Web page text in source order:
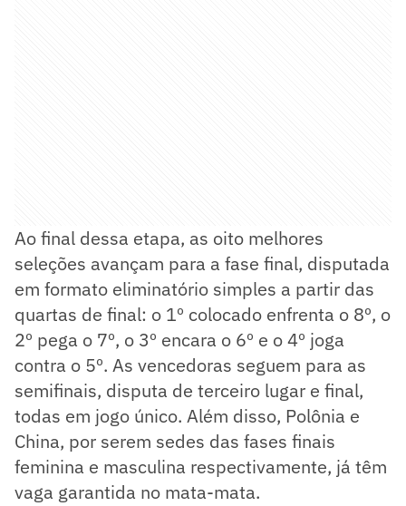
Ao final dessa etapa, as oito melhores
seleções avançam para a fase final, disputada
em formato eliminatório simples a partir das
quartas de final: o 1º colocado enfrenta o 8º, o
2º pega o 7º, o 3º encara o 6º e o 4º joga
contra o 5º. As vencedoras seguem para as
semifinais, disputa de terceiro lugar e final,
todas em jogo único. Além disso, Polônia e
China, por serem sedes das fases finais
feminina e masculina respectivamente, já têm
vaga garantida no mata-mata.